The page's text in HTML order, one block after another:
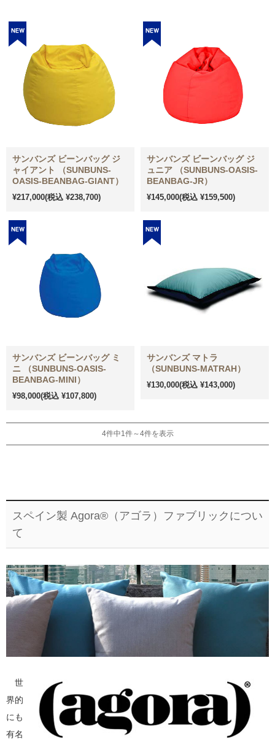
サンバンズ ビーンバッグ ジ
ャイアント （SUNBUNS-
OASIS-BEANBAG-GIANT）
¥217,000(税込 ¥238,700)
サンバンズ ビーンバッグ ジ
ュニア （SUNBUNS-OASIS-
BEANBAG-JR）
¥145,000(税込 ¥159,500)
サンバンズ ビーンバッグ ミ
ニ （SUNBUNS-OASIS-
BEANBAG-MINI）
¥98,000(税込 ¥107,800)
サンバンズ マトラ
（SUNBUNS-MATRAH）
¥130,000(税込 ¥143,000)
4件中1件～4件を表示
スペイン製 Agora®（アゴラ）ファブリックについ
て
世
界的
にも
有名